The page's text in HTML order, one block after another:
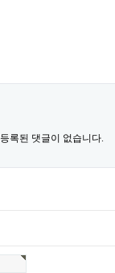
등록된 댓글이 없습니다.